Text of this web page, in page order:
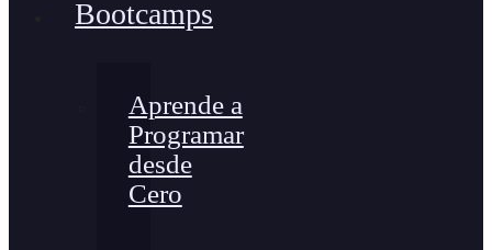
Bootcamps
Aprende a
Programar
desde
Cero